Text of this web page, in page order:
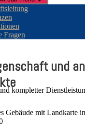
Fragen
und
kompletter